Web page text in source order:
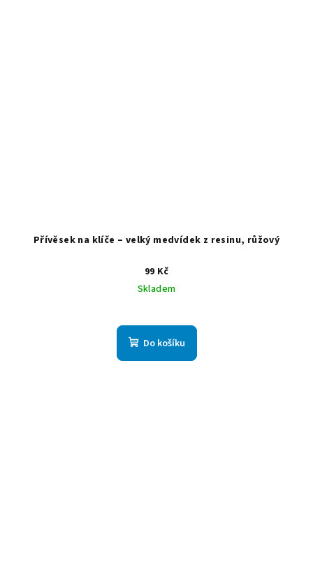
Přívěsek na klíče – velký medvídek z resinu, růžový
99 Kč
Skladem
Do košíku